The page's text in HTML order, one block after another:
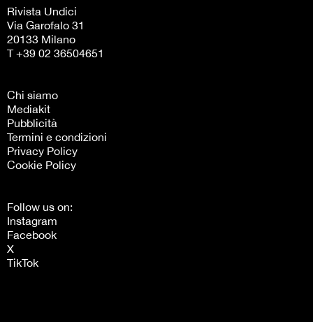
Rivista Undici
Via Garofalo 31
20133 Milano
T +39 02 36504651
Chi siamo
Mediakit
Pubblicità
Termini e condizioni
Privacy Policy
Cookie Policy
Follow us on:
Instagram
Facebook
X
TikTok